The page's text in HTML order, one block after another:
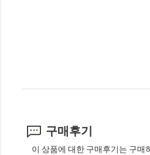
구매후기
이 상품에 대한 구매후기는 구매